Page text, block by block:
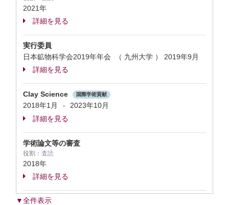
2021年
詳細を見る
実行委員
日本鉱物科学会2019年年会 （ 九州大学 ） 2019年9月
詳細を見る
Clay Science 国際学術貢献
2018年1月 -
2023年10月
詳細を見る
学術論文等の審査
役割： 査読
2018年
詳細を見る
▼全件表示